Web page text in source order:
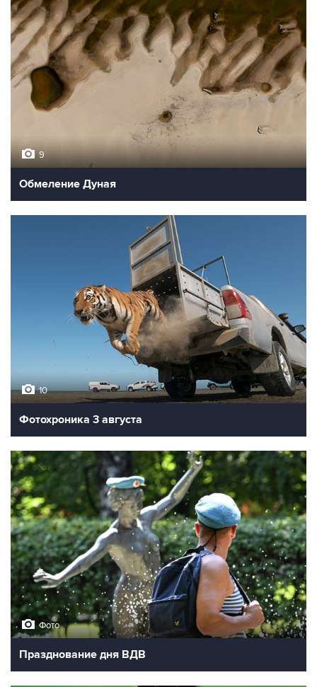
9
Обмеление Дуная
10
Фотохроника 3 августа
Фото
Празднование дня ВДВ